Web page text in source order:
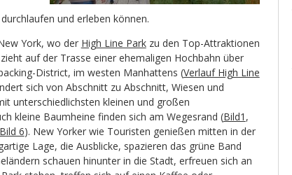
und erleben können.
York, wo der High Line Parkzu den Top-Attraktionen
auf der Trasse einer ehemaligen Hochbahn über
District, im westen Manhattens (Verlauf High Line
sich von Abschnitt zu Abschnitt, Wiesen und
unterschiedlichsten kleinen und großen
kleine Baumheine finden sich am Wegesrand (Bild1 ,
Bild 6). New Yorker wie Touristen genießen mitten in der
Lage, die Ausblicke, spazieren das grüne Band
schauen hinunter in die Stadt, erfreuen sich an